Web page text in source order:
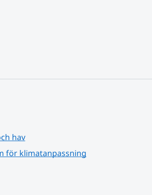
hav
för klimatanpassning